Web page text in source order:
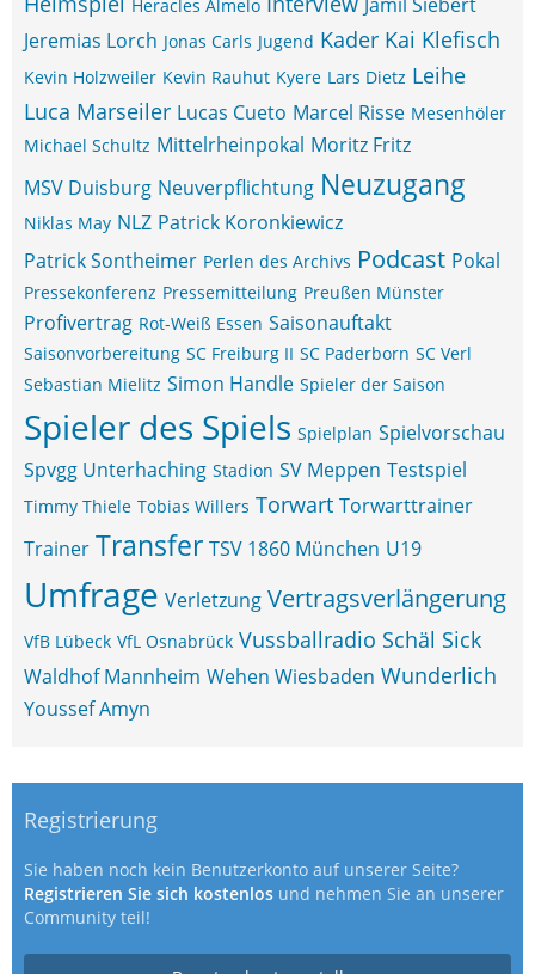
Heracles Almelo
Jeremias Lorch Jonas Carls Jugend Kader Kai Klefisch
Kevin Holzweiler Kevin Rauhut Kyere Lars Dietz Leihe
Luca Marseiler Lucas Cueto Marcel Risse Mesenhöler
Michael Schultz Mittelrheinpokal Moritz Fritz
MSV Duisburg Neuverpflichtung Neuzugang
Niklas May NLZ Patrick Koronkiewicz
Patrick Sontheimer Perlen des Archivs Podcast Pokal
Pressekonferenz Pressemitteilung Preußen Münster
Profivertrag Rot-Weiß Essen Saisonauftakt
Saisonvorbereitung SC Freiburg II SC Paderborn SC Verl
Sebastian Mielitz Simon Handle Spieler der Saison
Spieler des Spiels Spielplan Spielvorschau
Spvgg Unterhaching Stadion SV Meppen Testspiel
Timmy Thiele Tobias Willers Torwart Torwarttrainer
Trainer Transfer TSV 1860 München U19
Umfrage Verletzung Vertragsverlängerung
VfB Lübeck VfL Osnabrück Vussballradio Schäl Sick
Waldhof Mannheim Wehen Wiesbaden Wunderlich
Youssef Amyn
Registrierung
Sie haben noch kein Benutzerkonto auf unserer Seite?
Registrieren Sie sich kostenlos und nehmen Sie an unserer
Community teil!